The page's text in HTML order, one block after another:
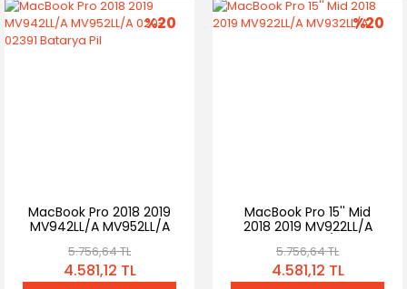
%20
MacBook Pro 2018 2019
MV942LL/A MV952LL/A
5.756,64 TL
4.581,12 TL
%20
MacBook Pro 15'' Mid
2018 2019 MV922LL/A
5.756,64 TL
4.581,12 TL